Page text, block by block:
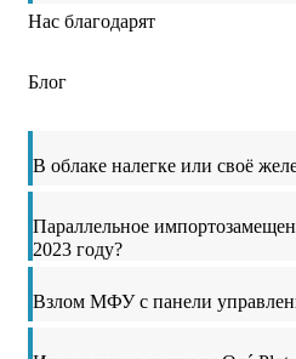
Нас благодарят
Блог
В облаке налегке или своё
Параллельное
2023 году?
Взлом МФУ с панели